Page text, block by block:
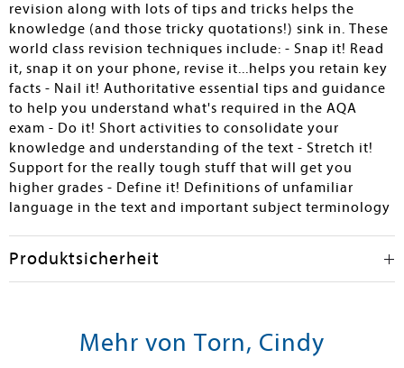
revision along with lots of tips and tricks helps the
knowledge (and those tricky quotations!) sink in. These
world class revision techniques include: - Snap it! Read
it, snap it on your phone, revise it...helps you retain key
facts - Nail it! Authoritative essential tips and guidance
to help you understand what's required in the AQA
exam - Do it! Short activities to consolidate your
knowledge and understanding of the text - Stretch it!
Support for the really tough stuff that will get you
higher grades - Define it! Definitions of unfamiliar
language in the text and important subject terminology
Produktsicherheit
Mehr von Torn, Cindy